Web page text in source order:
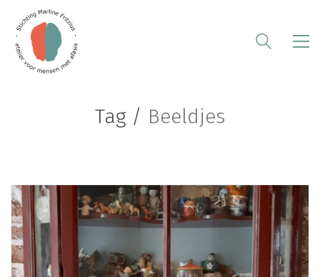
Tag / Beeldjes